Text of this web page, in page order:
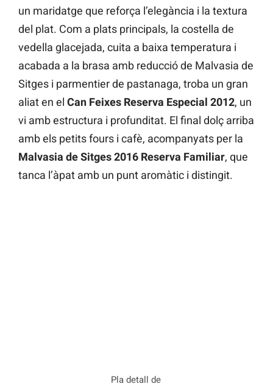
un maridatge que reforça l’elegància i la textura
del plat. Com a plats principals, la costella de
vedella glacejada, cuita a baixa temperatura i
acabada a la brasa amb reducció de Malvasia de
Sitges i parmentier de pastanaga, troba un gran
aliat en el Can Feixes Reserva Especial 2012, un
vi amb estructura i profunditat. El final dolç arriba
amb els petits fours i cafè, acompanyats per la
Malvasia de Sitges 2016 Reserva Familiar, que
tanca l’àpat amb un punt aromàtic i distingit.
Pla detall de